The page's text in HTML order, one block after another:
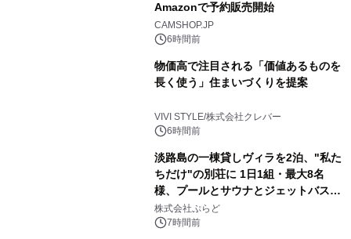
Amazonで予約販売開始
CAMSHOP.JP
6時間前
物価高で注目される「価値あるものを
長く使う」住まいづくりを提案
VIVI STYLE/株式会社クレバー
6時間前
淡路島の一棟貸しヴィラを2泊、"私た
ちだけ"の別荘に 1日1組・最大8名
様、プールとサウナとジェットバス付
きで Villa Mon Temps AWAJIの連泊
素泊りプラン
株式会社ぷらど
7時間前